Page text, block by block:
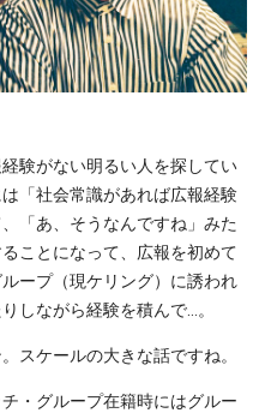
験がない明るい人を探してい
「社会常識があれば広報経験
「あ、そうなんですね」みた
ことになって、広報を初めて
ープ（現ケリング）に誘われ
しながら経験を積んで…。
スケールの大きな話ですね。
・グループ在籍時にはグルー